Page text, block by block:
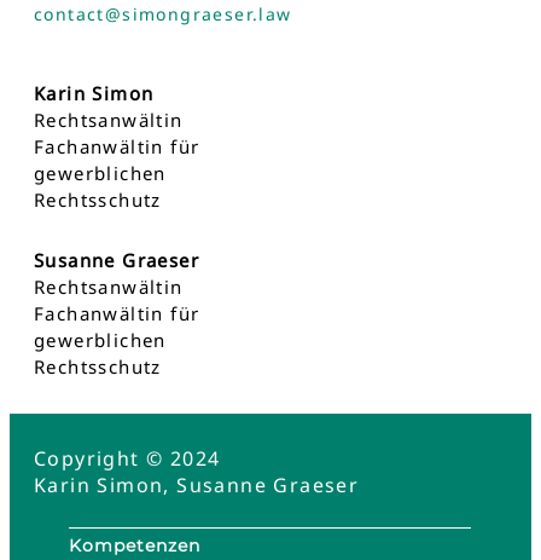
contact@simongraeser.law
Karin Simon
Rechtsanwältin
Fachanwältin für
gewerblichen
Rechtsschutz
Susanne Graeser
Rechtsanwältin
Fachanwältin für
gewerblichen
Rechtsschutz
Copyright © 2024
Karin Simon, Susanne Graeser
Kompetenzen